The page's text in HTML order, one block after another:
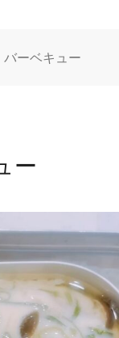
バーベキュー
ー